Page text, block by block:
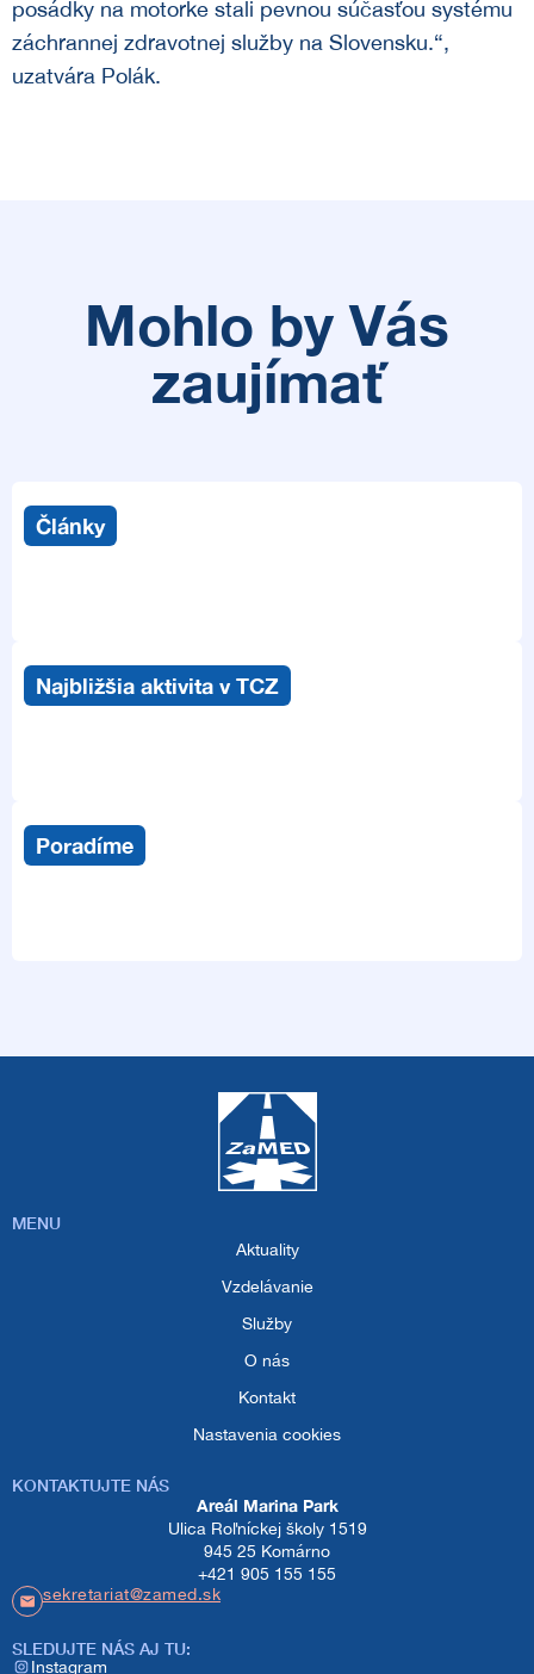
posádky na motorke stali pevnou súčasťou systému
záchrannej zdravotnej služby na Slovensku.“,
uzatvára Polák.
Mohlo by Vás
zaujímať
Články
Najbližšia aktivita v TCZ
Poradíme
MENU
Aktuality
Vzdelávanie
Služby
O nás
Kontakt
Nastavenia cookies
KONTAKTUJTE NÁS
Areál Marina Park
Ulica Roľníckej školy 1519
945 25 Komárno
+421 905 155 155
sekretariat@zamed.sk
SLEDUJTE NÁS AJ TU:​
Instagram